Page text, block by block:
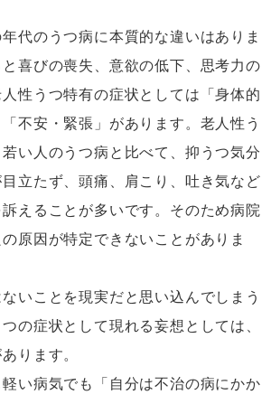
代のうつ病に本質的な違いはありま
喜びの喪失、意欲の低下、思考力の
性うつ特有の症状としては「身体的
不安・緊張」があります。老人性う
い人のうつ病と比べて、抑うつ気分
立たず、頭痛、肩こり、吐き気など
えることが多いです。そのため病院
原因が特定できないことがありま
ないことを現実だと思い込んでしまう
の症状として現れる妄想としては、
ります。
い病気でも「自分は不治の病にかか